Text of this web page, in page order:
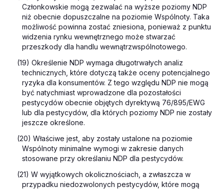
Członkowskie mogą zezwalać na wyższe poziomy NDP
niż obecnie dopuszczalne na poziomie Wspólnoty. Taka
możliwość powinna zostać zniesiona, ponieważ z punktu
widzenia rynku wewnętrznego może stwarzać
przeszkody dla handlu wewnątrzwspólnotowego.
(19) Określenie NDP wymaga długotrwałych analiz
technicznych, które dotyczą także oceny potencjalnego
ryzyka dla konsumentów. Z tego względu NDP nie mogą
być natychmiast wprowadzone dla pozostałości
pestycydów obecnie objętych dyrektywą 76/895/EWG
lub dla pestycydów, dla których poziomy NDP nie zostały
jeszcze określone.
(20) Właściwe jest, aby zostały ustalone na poziomie
Wspólnoty minimalne wymogi w zakresie danych
stosowane przy określaniu NDP dla pestycydów.
(21) W wyjątkowych okolicznościach, a zwłaszcza w
przypadku niedozwolonych pestycydów, które mogą